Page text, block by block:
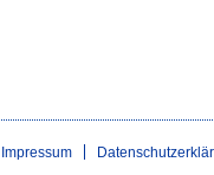
Impressum